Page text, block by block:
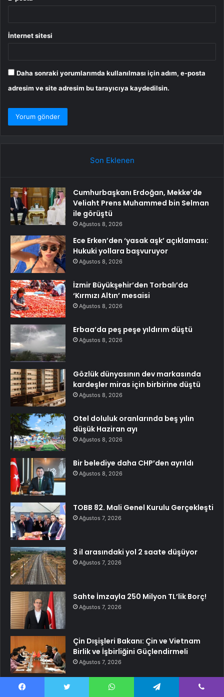
İnternet sitesi
Daha sonraki yorumlarımda kullanılması için adım, e-posta
adresim ve site adresim bu tarayıcıya kaydedilsin.
Son Eklenen
Cumhurbaşkanı Erdoğan, Mekke’de
Veliaht Prens Muhammed bin Selman
ile görüştü
Ağustos 8, 2026
Ece Erken’den ‘yasak aşk’ açıklaması:
Hukuki yollara başvuruyor
Ağustos 8, 2026
İzmir Büyükşehir’den Torbalı’da
‘Kırmızı Altın’ mesaisi
Ağustos 8, 2026
Erbaa’da peş peşe yıldırım düştü
Ağustos 8, 2026
Gözlük dünyasının dev markasında
kardeşler miras için birbirine düştü
Ağustos 8, 2026
Otel doluluk oranlarında beş yılın
düşük Haziran ayı
Ağustos 8, 2026
Bir belediye daha CHP’den ayrıldı
Ağustos 8, 2026
TOBB 82. Mali Genel Kurulu Gerçekleşti
Ağustos 7, 2026
3 il arasındaki yol 2 saate düşüyor
Ağustos 7, 2026
Sahte İmzayla 250 Milyon TL’lik Borç!
Ağustos 7, 2026
Çin Dışişleri Bakanı: Çin ve Vietnam
Birlik ve İşbirliğini Güçlendirmeli
Ağustos 7, 2026
Kurbanlık Hayvan Satışında Kalp Krizi